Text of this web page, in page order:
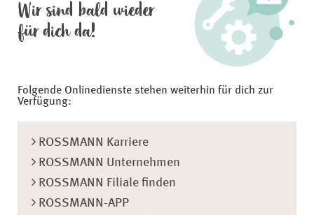
Wir sind bald wieder
für dich da!
Folgende Onlinedienste stehen weiterhin für dich zur
Verfügung:
ROSSMANN Karriere
ROSSMANN Unternehmen
ROSSMANN Filiale finden
ROSSMANN-APP